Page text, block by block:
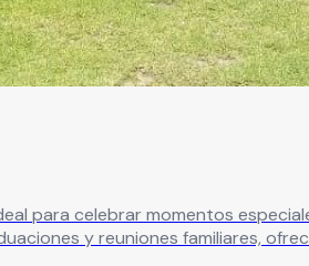
celebrar momentos especiales en
y reuniones familiares,